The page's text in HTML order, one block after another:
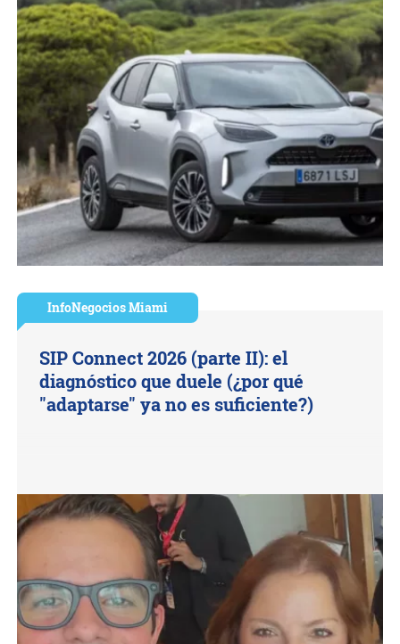
InfoNegocios Miami
SIP Connect 2026 (parte II): el
diagnóstico que duele (¿por qué
"adaptarse" ya no es suficiente?)